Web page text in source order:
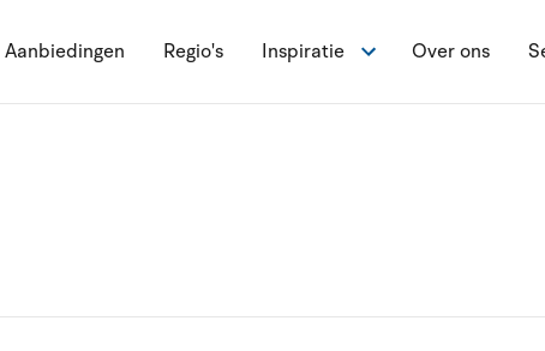
Aanbiedingen Regio's Inspiratie Over ons